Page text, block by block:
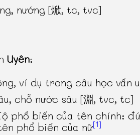
nướng [焮, tc, tvc]
Uyên:
ví dụ trong câu học vấn
chỗ nước sâu [淵, tvc, tc]
phổ biến của tên chính:
phổ biến của nữ[1]